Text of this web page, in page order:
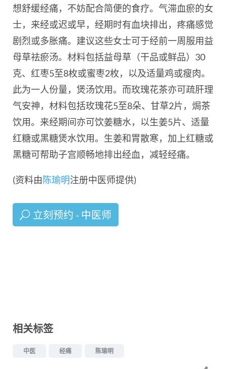
想舒缓经痛，不妨配合简便的食疗。气滞血瘀的女
士，来经或迟或早，经期时有血块排出，疼痛感觉
剧烈或多胀痛。建议这些女士可于经前一周服用益
母草祛瘀汤。材料包括益母草（干品或鲜品）30
克、红枣5至8枚或蜜枣2枚，以及适量鸡或瘦肉。
此为一人份量，煲汤饮用。而玫瑰花茶亦可疏肝理
气安神，材料包括玫瑰花5至8朵、甘草2片，焗茶
饮用。来经期间亦可饮姜糖水，以生姜5片、适量
红糖或黑糖煲水饮用。生姜和胃散寒，加上红糖或
黑糖可帮助子宫顺畅地排出经血，减轻经痛。
(资料由陈瑜明注册中医师提供)
立刻预约 - 中医师
相关标签
中医 经痛 陈瑜明